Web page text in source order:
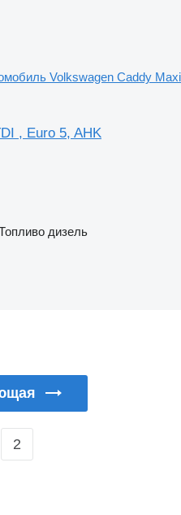
Volkswagen Caddy Maxi
, Euro 5, AHK
дизель
2